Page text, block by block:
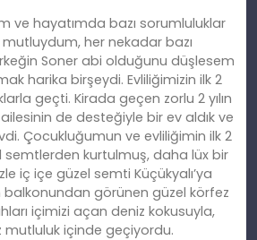
ve hayatımda bazı sorumluluklar
her nekadar bazı
Soner abi olduğunu düşlesem
harika birşeydi. Evliliğimizin ilk 2
geçti. Kirada geçen zorlu 2 yılın
de desteğiyle bir ev aldık ve
Çocukluğumun ve evliliğimin ilk 2
semtlerden kurtulmuş, daha lüx bir
iç içe güzel semti Küçükyalı’ya
balkonundan görünen güzel körfez
içimizi açan deniz kokusuyla,
içinde geçiyordu.